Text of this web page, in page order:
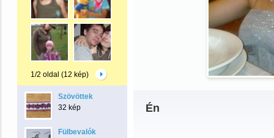
1/2 oldal (12 kép)
Szövöttek
32 kép
Fülbevalók
Én